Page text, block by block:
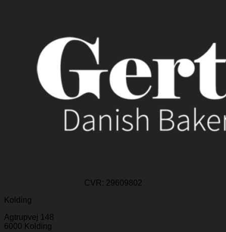
CVR: 29609802
Kolding
Agtrupvej 148
6000 Kolding